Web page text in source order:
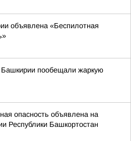
объявлена «Беспилотная
пообещали жаркую
опасность объявлена на
Республики Башкортостан